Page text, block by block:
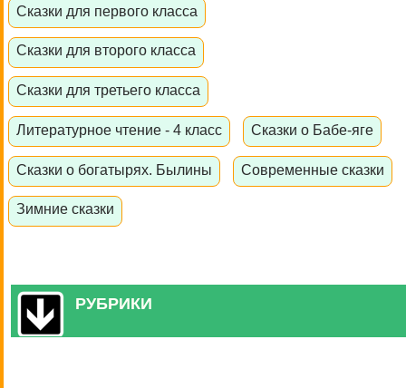
Сказки для первого класса
Сказки для второго класса
Сказки для третьего класса
Литературное чтение - 4 класс Сказки о Бабе-яге
Сказки о богатырях. Былины Современные сказки
Зимние сказки
РУБРИКИ